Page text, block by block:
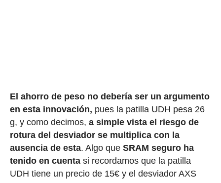
El ahorro de peso no debería ser un argumento
en esta innovación, pues la patilla UDH pesa 26
g, y como decimos, a simple vista el riesgo de
rotura del desviador se multiplica con la
ausencia de esta. Algo que SRAM seguro ha
tenido en cuentasi recordamos que la patilla
UDH tiene un precio de 15€ y el desviador AXS